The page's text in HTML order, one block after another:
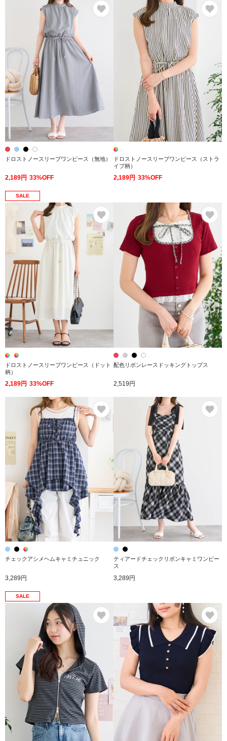
ドロストノースリーブワンピース（無地）
2,189円 33%OFF
ドロストノースリーブワンピース（ストラ
イプ柄）
2,189円 33%OFF
SALE
ドロストノースリーブワンピース（ドット
柄）
2,189円 33%OFF
配色リボンレースドッキングトップス
2,519円
チェックアシメヘムキャミチュニック
3,289円
ティアードチェックリボンキャミワンピー
ス
3,289円
SALE